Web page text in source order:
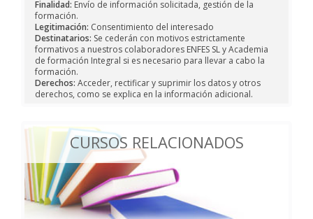
Finalidad: Envío de información solicitada, gestión de la
formación.
Legitimación: Consentimiento del interesado
Destinatarios: Se cederán con motivos estrictamente
formativos a nuestros colaboradores ENFES SL y Academia
de formación Integral si es necesario para llevar a cabo la
formación.
Derechos: Acceder, rectificar y suprimir los datos y otros
derechos, como se explica en la información adicional.
CURSOS RELACIONADOS